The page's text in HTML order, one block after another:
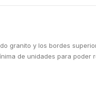
granito y los bordes
de unidades para poder